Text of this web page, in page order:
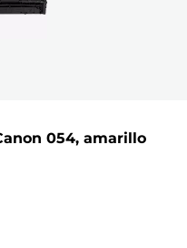
054, amarillo